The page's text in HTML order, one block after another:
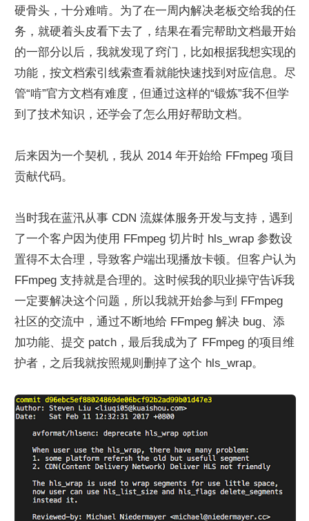
硬骨头，十分难啃。为了在一周内解决老板交给我的任
务，就硬着头皮看下去了，结果在看完帮助文档最开始
的一部分以后，我就发现了窍门，比如根据我想实现的
功能，按文档索引线索查看就能快速找到对应信息。尽
管“啃”官方文档有难度，但通过这样的“锻炼”我不但学
到了技术知识，还学会了怎么用好帮助文档。
后来因为一个契机，我从 2014 年开始给 FFmpeg 项目
贡献代码。
当时我在蓝汛从事 CDN 流媒体服务开发与支持，遇到
了一个客户因为使用 FFmpeg 切片时 hls_wrap 参数设
置得不太合理，导致客户端出现播放卡顿。但客户认为
FFmpeg 支持就是合理的。这时候我的职业操守告诉我
一定要解决这个问题，所以我就开始参与到 FFmpeg
社区的交流中，通过不断地给 FFmpeg 解决 bug、添
加功能、提交 patch，最后我成为了 FFmpeg 的项目维
护者，之后我就按照规则删掉了这个 hls_wrap。